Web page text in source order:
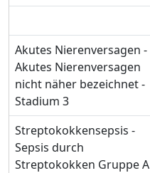
Akutes Nierenversagen -
Akutes Nierenversagen
nicht näher bezeichnet -
Stadium 3
Streptokokkensepsis -
Sepsis durch
Streptokokken Gruppe A